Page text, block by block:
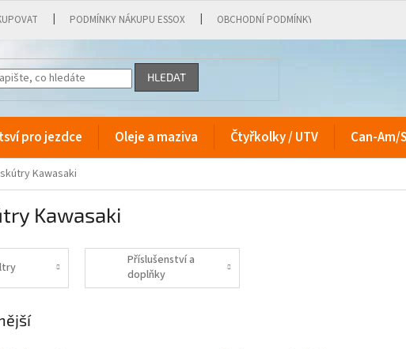
PODMÍNKY NÁKUPU ESSOX OBCHODNÍ PODMÍNKY
HLEDAT
pro jezdce Oleje a maziva Čtyřkolky / UTV Can-Am/
Kawasaki
Kawasaki
Příslušenství a
doplňky